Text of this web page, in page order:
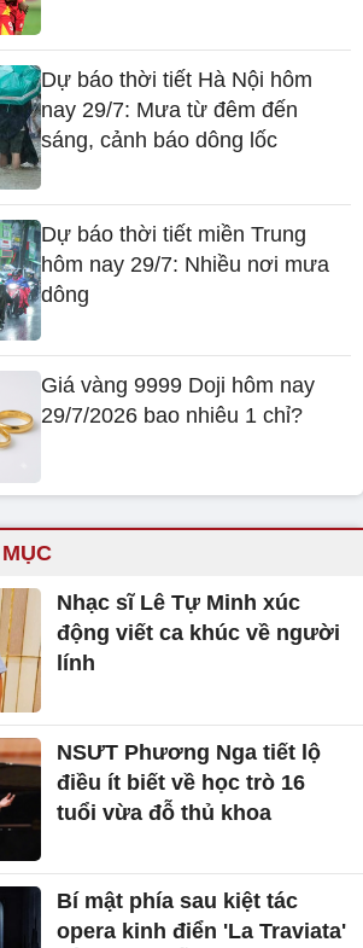
Dự báo thời tiết Hà Nội hôm
nay 29/7: Mưa từ đêm đến
sáng, cảnh báo dông lốc
Dự báo thời tiết miền Trung
hôm nay 29/7: Nhiều nơi mưa
dông
Giá vàng 9999 Doji hôm nay
29/7/2026 bao nhiêu 1 chỉ?
Nhạc sĩ Lê Tự Minh xúc
động viết ca khúc về người
lính
NSƯT Phương Nga tiết lộ
điều ít biết về học trò 16
tuổi vừa đỗ thủ khoa
Bí mật phía sau kiệt tác
opera kinh điển 'La Traviata'